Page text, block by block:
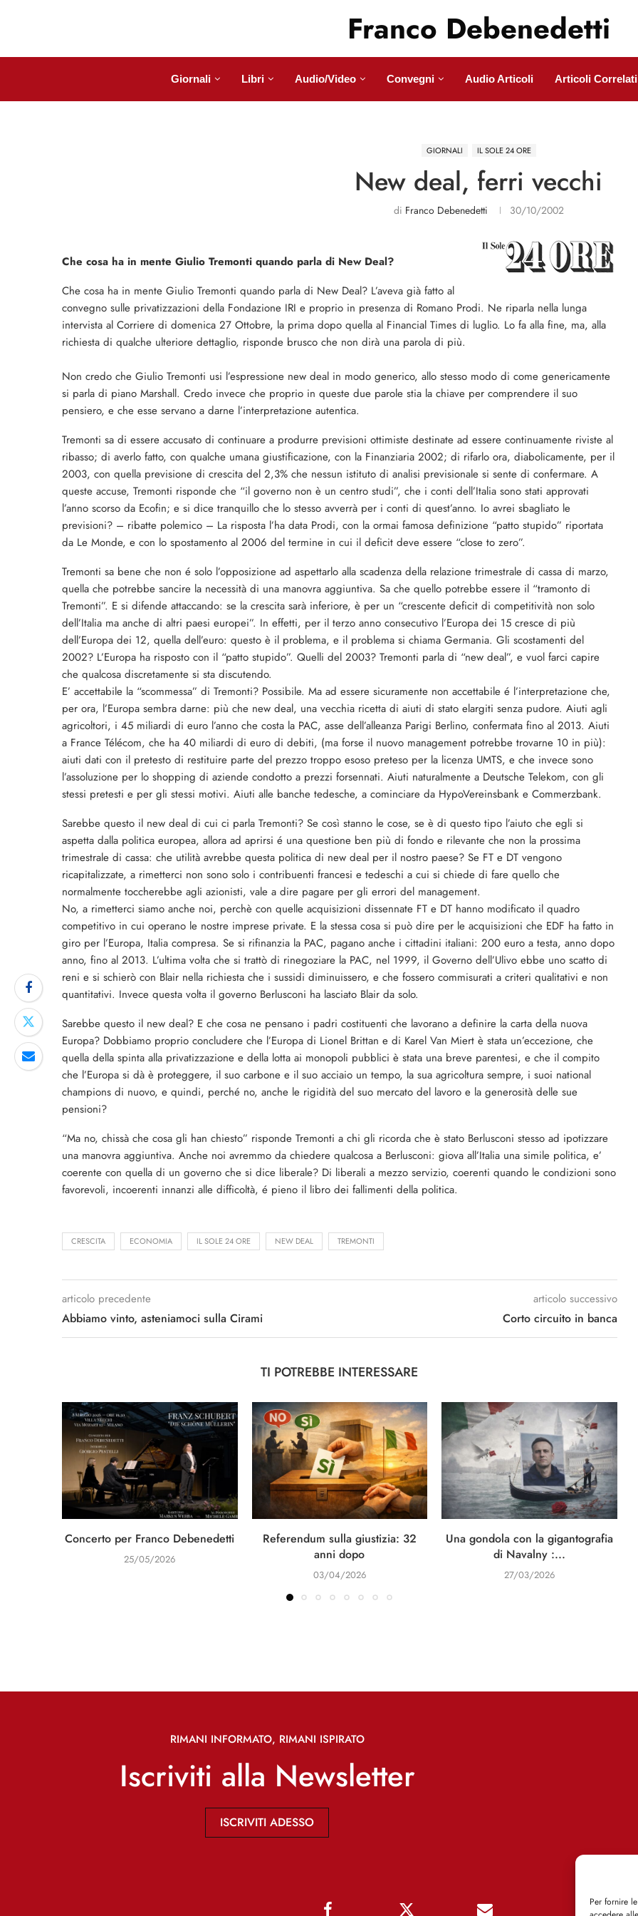
Per fornire
Franco Debenedetti
Giornali Libri Audio/Video Convegni Audio Articoli Articoli Correlati
GIORNALI IL SOLE 24 ORE
New deal, ferri vecchi
di Franco Debenedetti 30/10/2002
Che cosa ha in mente Giulio Tremonti quando parla di New Deal?
Che cosa ha in mente Giulio Tremonti quando parla di New Deal? L’aveva già fatto al
convegno sulle privatizzazioni della Fondazione IRI e proprio in presenza di Romano Prodi. Ne riparla nella lunga
intervista al Corriere di domenica 27 Ottobre, la prima dopo quella al Financial Times di luglio. Lo fa alla fine, ma, alla
richiesta di qualche ulteriore dettaglio, risponde brusco che non dirà una parola di più.
Non credo che Giulio Tremonti usi l’espressione new deal in modo generico, allo stesso modo di come genericamente
si parla di piano Marshall. Credo invece che proprio in queste due parole stia la chiave per comprendere il suo
pensiero, e che esse servano a darne l’interpretazione autentica.
Tremonti sa di essere accusato di continuare a produrre previsioni ottimiste destinate ad essere continuamente riviste al
ribasso; di averlo fatto, con qualche umana giustificazione, con la Finanziaria 2002; di rifarlo ora, diabolicamente, per il
2003, con quella previsione di crescita del 2,3% che nessun istituto di analisi previsionale si sente di confermare. A
queste accuse, Tremonti risponde che “il governo non è un centro studi”, che i conti dell’Italia sono stati approvati
l’anno scorso da Ecofin; e si dice tranquillo che lo stesso avverrà per i conti di quest’anno. Io avrei sbagliato le
previsioni? – ribatte polemico – La risposta l’ha data Prodi, con la ormai famosa definizione “patto stupido” riportata
da Le Monde, e con lo spostamento al 2006 del termine in cui il deficit deve essere “close to zero”.
Tremonti sa bene che non é solo l’opposizione ad aspettarlo alla scadenza della relazione trimestrale di cassa di marzo,
quella che potrebbe sancire la necessità di una manovra aggiuntiva. Sa che quello potrebbe essere il “tramonto di
Tremonti”. E si difende attaccando: se la crescita sarà inferiore, è per un “crescente deficit di competitività non solo
dell’Italia ma anche di altri paesi europei”. In effetti, per il terzo anno consecutivo l’Europa dei 15 cresce di più
dell’Europa dei 12, quella dell’euro: questo è il problema, e il problema si chiama Germania. Gli scostamenti del
2002? L’Europa ha risposto con il “patto stupido”. Quelli del 2003? Tremonti parla di “new deal”, e vuol farci capire
che qualcosa discretamente si sta discutendo.
E’ accettabile la “scommessa” di Tremonti? Possibile. Ma ad essere sicuramente non accettabile é l’interpretazione che,
per ora, l’Europa sembra darne: più che new deal, una vecchia ricetta di aiuti di stato elargiti senza pudore. Aiuti agli
agricoltori, i 45 miliardi di euro l’anno che costa la PAC, asse dell’alleanza Parigi Berlino, confermata fino al 2013. Aiuti
a France Télécom, che ha 40 miliardi di euro di debiti, (ma forse il nuovo management potrebbe trovarne 10 in più):
aiuti dati con il pretesto di restituire parte del prezzo troppo esoso preteso per la licenza UMTS, e che invece sono
l’assoluzione per lo shopping di aziende condotto a prezzi forsennati. Aiuti naturalmente a Deutsche Telekom, con gli
stessi pretesti e per gli stessi motivi. Aiuti alle banche tedesche, a cominciare da HypoVereinsbank e Commerzbank.
Sarebbe questo il new deal di cui ci parla Tremonti? Se così stanno le cose, se è di questo tipo l’aiuto che egli si
aspetta dalla politica europea, allora ad aprirsi é una questione ben più di fondo e rilevante che non la prossima
trimestrale di cassa: che utilità avrebbe questa politica di new deal per il nostro paese? Se FT e DT vengono
ricapitalizzate, a rimetterci non sono solo i contribuenti francesi e tedeschi a cui si chiede di fare quello che
normalmente toccherebbe agli azionisti, vale a dire pagare per gli errori del management.
No, a rimetterci siamo anche noi, perchè con quelle acquisizioni dissennate FT e DT hanno modificato il quadro
competitivo in cui operano le nostre imprese private. E la stessa cosa si può dire per le acquisizioni che EDF ha fatto in
giro per l’Europa, Italia compresa. Se si rifinanzia la PAC, pagano anche i cittadini italiani: 200 euro a testa, anno dopo
anno, fino al 2013. L’ultima volta che si trattò di rinegoziare la PAC, nel 1999, il Governo dell’Ulivo ebbe uno scatto di
reni e si schierò con Blair nella richiesta che i sussidi diminuissero, e che fossero commisurati a criteri qualitativi e non
quantitativi. Invece questa volta il governo Berlusconi ha lasciato Blair da solo.
Sarebbe questo il new deal? E che cosa ne pensano i padri costituenti che lavorano a definire la carta della nuova
Europa? Dobbiamo proprio concludere che l’Europa di Lionel Brittan e di Karel Van Miert è stata un’eccezione, che
quella della spinta alla privatizzazione e della lotta ai monopoli pubblici è stata una breve parentesi, e che il compito
che l’Europa si dà è proteggere, il suo carbone e il suo acciaio un tempo, la sua agricoltura sempre, i suoi national
champions di nuovo, e quindi, perché no, anche le rigidità del suo mercato del lavoro e la generosità delle sue
pensioni?
“Ma no, chissà che cosa gli han chiesto” risponde Tremonti a chi gli ricorda che è stato Berlusconi stesso ad ipotizzare
una manovra aggiuntiva. Anche noi avremmo da chiedere qualcosa a Berlusconi: giova all’Italia una simile politica, e’
coerente con quella di un governo che si dice liberale? Di liberali a mezzo servizio, coerenti quando le condizioni sono
favorevoli, incoerenti innanzi alle difficoltà, é pieno il libro dei fallimenti della politica.
CRESCITA ECONOMIA IL SOLE 24 ORE NEW DEAL TREMONTI
articolo precedente
Abbiamo vinto, asteniamoci sulla Cirami
articolo successivo
Corto circuito in banca
TI POTREBBE INTERESSARE
Concerto per Franco Debenedetti
25/05/2026
Referendum sulla giustizia: 32
anni dopo
03/04/2026
Una gondola con la gigantografia
di Navalny :...
27/03/2026
RIMANI INFORMATO, RIMANI ISPIRATO
Iscriviti alla Newsletter
ISCRIVITI ADESSO